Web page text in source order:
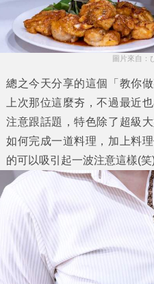
圖片來自：
總之今天分享的這個「教你
上次那位這麼夯，不過最近
注意跟話題，特色除了超級
如何完成一道料理，加上料
的可以吸引起一波注意這樣(笑